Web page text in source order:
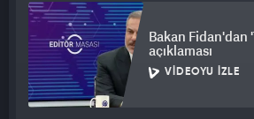
HANGİ PARTİLER GİRİYOR?
Beldelerde yapılacak yerel ara seçime
Seçime katılacak partilerin birleşik oy
Bakan Fidan'dan
açıklaması
VIDEOYU İZLE